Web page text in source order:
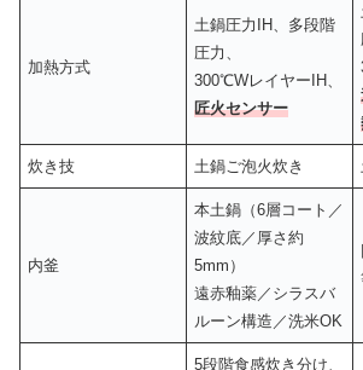
加熱方式
土鍋圧力IH、多段階
圧力、
300℃WレイヤーIH、
匠火センサー
炊き技 土鍋ご泡火炊き
内釜
本土鍋（6層コート／
波紋底／厚さ約
5mm）
遠赤釉薬／シラスバ
ルーン構造／洗米OK
5段階食感炊き分け、